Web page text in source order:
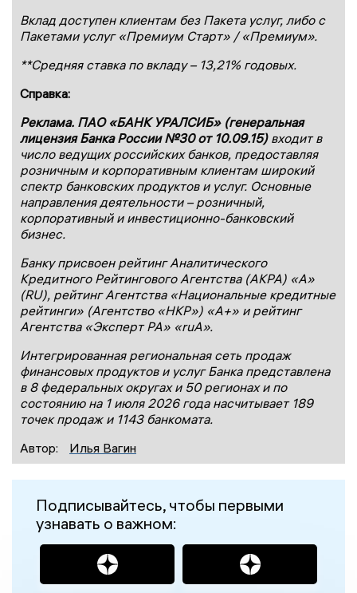
Вклад доступен клиентам без Пакета услуг, либо с
Пакетами услуг «Премиум Старт» / «Премиум».
**Средняя ставка по вкладу– 13,21% годовых.
Справка:
Реклама. ПАО «БАНК УРАЛСИБ» (генеральная
лицензия Банка России №30 от 10.09.15)входит в
число ведущих российских банков, предоставляя
розничным и корпоративным клиентам широкий
спектр банковских продуктов и услуг. Основные
направления деятельности – розничный,
корпоративный и инвестиционно-банковский
бизнес.
Банку присвоен рейтинг Аналитического
Кредитного Рейтингового Агентства (АКРА) «А»
(RU), рейтинг Агентства «Национальные кредитные
рейтинги» (Агентство «НКР») «А+» и рейтинг
Агентства «Эксперт РА» «ruА».
Интегрированная региональная сеть продаж
финансовых продуктов и услуг Банка представлена
в 8 федеральных округах и 50 регионах и по
состоянию на 1июля2026 года насчитывает 189
точек продаж и 1143банкомата.
Автор:
Илья Вагин
Подписывайтесь, чтобы первыми
узнавать о важном: